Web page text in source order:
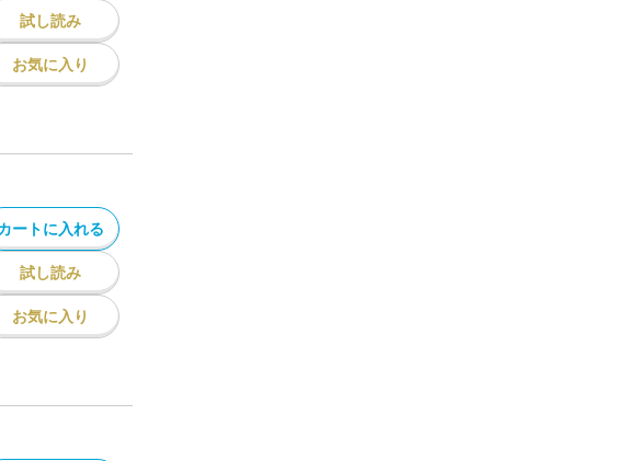
試し読み
お気に入り
ートに入れる
試し読み
お気に入り